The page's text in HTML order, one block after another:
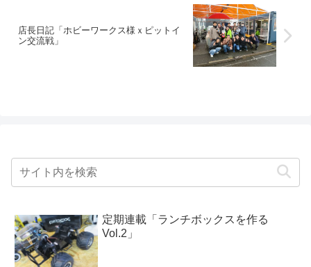
店長日記「ホビーワークス様ｘピットイ
ン交流戦」
定期連載「ランチボックスを作る
Vol.2」